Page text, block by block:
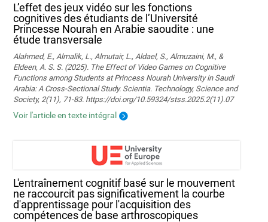
L’effet des jeux vidéo sur les fonctions
cognitives des étudiants de l’Université
Princesse Nourah en Arabie saoudite : une
étude transversale
Alahmed, E., Almalik, L., Almutair, L., Aldael, S., Almuzaini, M., &
Eldeen, A. S. S. (2025). The Effect of Video Games on Cognitive
Functions among Students at Princess Nourah University in Saudi
Arabia: A Cross-Sectional Study. Scientia. Technology, Science and
Society, 2(11), 71-83. https://doi.org/10.59324/stss.2025.2(11).07
Voir l'article en texte intégral
L'entraînement cognitif basé sur le mouvement
ne raccourcit pas significativement la courbe
d'apprentissage pour l'acquisition des
compétences de base arthroscopiques